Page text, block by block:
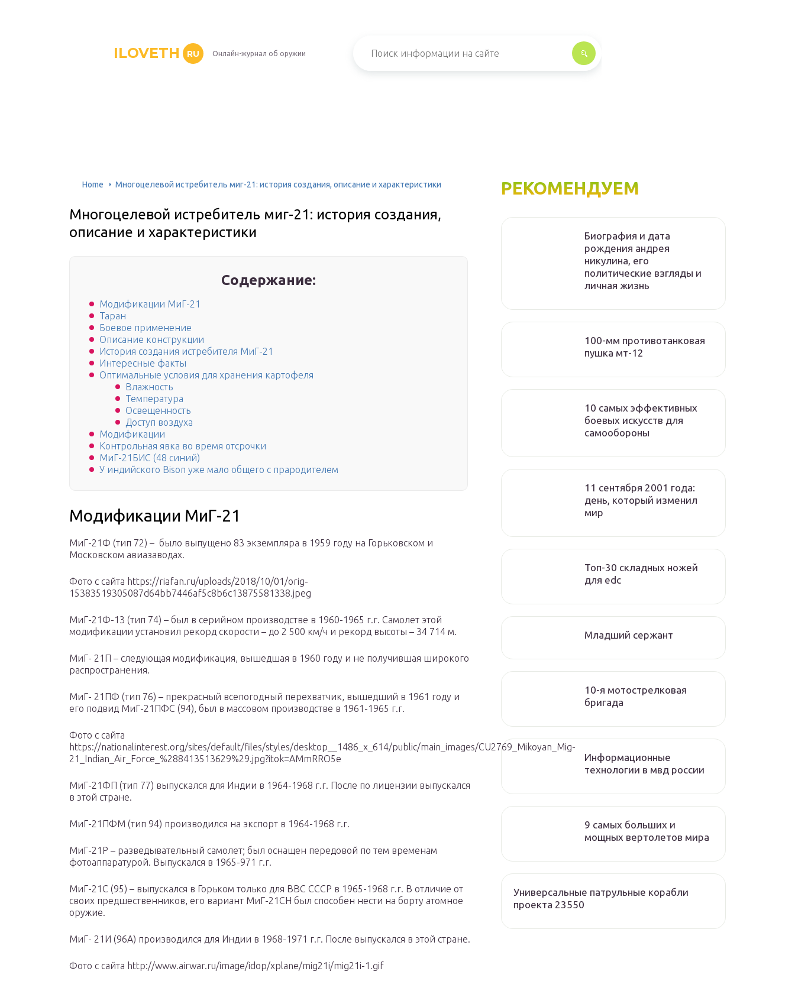
ILOVETH RU Онлайн-журнал об оружии
Home Многоцелевой истребитель миг-21: история создания, описание и характеристики
Многоцелевой истребитель миг-21: история создания,
описание и характеристики
Содержание:
Модификации МиГ-21
Таран
Боевое применение
Описание конструкции
История создания истребителя МиГ-21
Интересные факты
Оптимальные условия для хранения картофеля
Влажность
Температура
Освещенность
Доступ воздуха
Модификации
Контрольная явка во время отсрочки
МиГ-21БИС (48 синий)
У индийского Bison уже мало общего с прародителем
Модификации МиГ-21
МиГ-21Ф (тип 72) – было выпущено 83 экземпляра в 1959 году на Горьковском и
Московском авиазаводах.
Фото с сайта https://riafan.ru/uploads/2018/10/01/orig-
15383519305087d64bb7446af5c8b6c13875581338.jpeg
МиГ-21Ф-13 (тип 74) – был в серийном производстве в 1960-1965 г.г. Самолет этой
модификации установил рекорд скорости – до 2 500 км/ч и рекорд высоты – 34 714 м.
МиГ- 21П – следующая модификация, вышедшая в 1960 году и не получившая широкого
распространения.
МиГ- 21ПФ (тип 76) – прекрасный всепогодный перехватчик, вышедший в 1961 году и
его подвид МиГ-21ПФС (94), был в массовом производстве в 1961-1965 г.г.
Фото с сайта
https://nationalinterest.org/sites/default/files/styles/desktop__1486_x_614/public/main_images/CU2769_Mikoyan_Mig-
21_Indian_Air_Force_%288413513629%29.jpg?itok=AMmRRO5e
МиГ-21ФП (тип 77) выпускался для Индии в 1964-1968 г.г. После по лицензии выпускался
в этой стране.
МиГ-21ПФМ (тип 94) производился на экспорт в 1964-1968 г.г.
МиГ-21Р – разведывательный самолет; был оснащен передовой по тем временам
фотоаппаратурой. Выпускался в 1965-971 г.г.
МиГ-21С (95) – выпускался в Горьком только для ВВС СССР в 1965-1968 г.г. В отличие от
своих предшественников, его вариант МиГ-21СН был способен нести на борту атомное
оружие.
МиГ- 21И (96А) производился для Индии в 1968-1971 г.г. После выпускался в этой стране.
Фото с сайта http://www.airwar.ru/image/idop/xplane/mig21i/mig21i-1.gif
РЕКОМЕНДУЕМ
Биография и дата
рождения андрея
никулина, его
политические взгляды и
личная жизнь
100-мм противотанковая
пушка мт-12
10 самых эффективных
боевых искусств для
самообороны
11 сентября 2001 года:
день, который изменил
мир
Топ-30 складных ножей
для edc
Младший сержант
10-я мотострелковая
бригада
Информационные
технологии в мвд россии
9 самых больших и
мощных вертолетов мира
Универсальные патрульные корабли
проекта 23550